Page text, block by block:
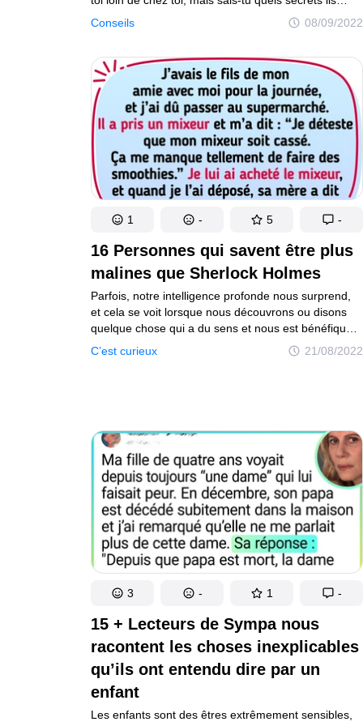
Conseils 08/09/2022
recèlent ? Voici ce qu’aucun membre du personnel
ou responsable ne te dira jamais... Certains
du chiffre 13, ou bien ils estiment que les clients
pourraient l’être. Quoi qu’il en soit, il se peut que
la chambre 13 ou que le 13e étage tout entier ait
complètement disparu ! En Extrême-Orient,
il en va de même pour le chiffre 4.
16 Personnes qui savent être plus
malines que Sherlock Holmes
C’est curieux 21/08/2022
Parfois, notre intelligence profonde nous surprend,
et cela se voit lorsque nous découvrons ou disons
quelque chose qui a du sens et nous est bénéfique,
ce qui revient à faire d’une pierre deux coups. Cela
prouve que nous sommes nos propres versions
1 - 5 -
15 + Lecteurs de Sympa nous
racontent les choses inexplicables
qu’ils ont entendu dire par un
enfant
Les enfants sont des êtres extrêmement sensibles,
3 - 1 -